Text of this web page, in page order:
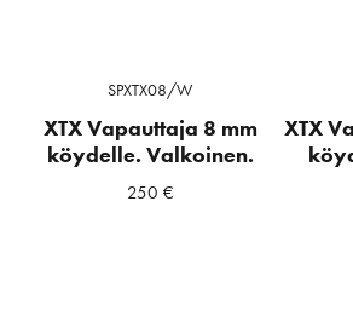
SPXTX08/W
XTX Vapauttaja 8 mm
köydelle. Valkoinen.
250 €
XTX